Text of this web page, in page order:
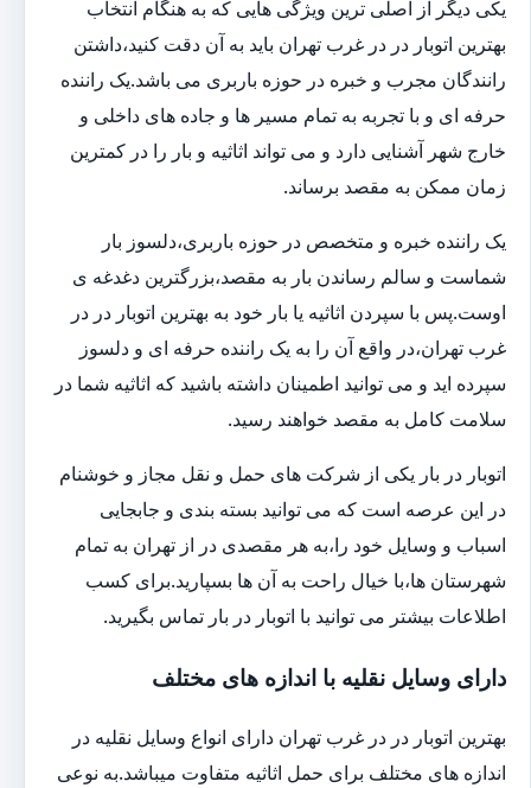
یکی دیگر از اصلی ترین ویژگی هایی که به هنگام انتخاب
بهترین اتوبار در در غرب تهران باید به آن دقت کنید،داشتن
رانندگان مجرب و خبره در حوزه باربری می باشد.یک راننده
حرفه ای و با تجربه به تمام مسیر ها و جاده های داخلی و
خارج شهر آشنایی دارد و می تواند اثاثیه و بار را در کمترین
زمان ممکن به مقصد برساند.
یک راننده خبره و متخصص در حوزه باربری،دلسوز بار
شماست و سالم رساندن بار به مقصد،بزرگترین دغدغه ی
اوست.پس با سپردن اثاثیه یا بار خود به بهترین اتوبار در در
غرب تهران،در واقع آن را به یک راننده حرفه ای و دلسوز
سپرده اید و می توانید اطمینان داشته باشید که اثاثیه شما در
سلامت کامل به مقصد خواهند رسید.
اتوبار در بار یکی از شرکت های حمل و نقل مجاز و خوشنام
در این عرصه است که می توانید بسته بندی و جابجایی
اسباب و وسایل خود را،به هر مقصدی در از تهران به تمام
شهرستان ها،با خیال راحت به آن ها بسپارید.برای کسب
اطلاعات بیشتر می توانید با اتوبار در بار تماس بگیرید.
دارای وسایل نقلیه با اندازه های مختلف
بهترین اتوبار در در غرب تهران دارای انواع وسایل نقلیه در
اندازه های مختلف برای حمل اثاثیه متفاوت می‎باشد.به نوعی